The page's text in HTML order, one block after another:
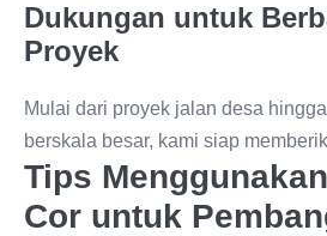
Dukungan untuk
Proyek
Mulai dari proyek jalan desa
berskala besar, kami siap
Tips
Cor untuk